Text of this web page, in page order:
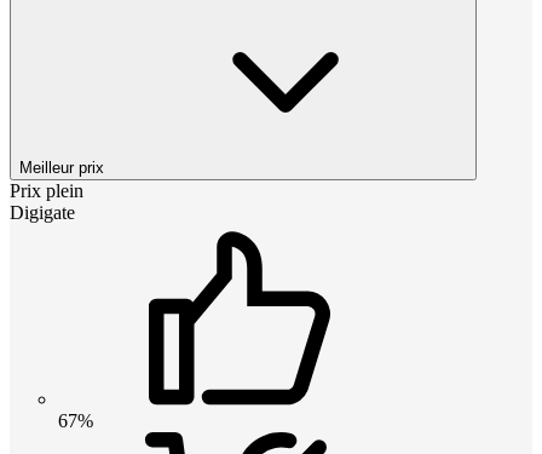
Meilleur prix
Prix plein
Digigate
67%